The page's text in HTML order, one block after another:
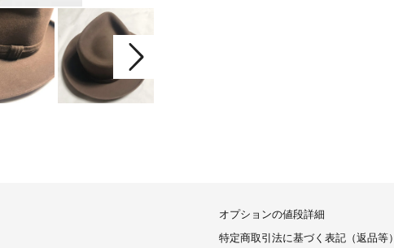
オプションの値段詳細
特定商取引法に基づく表記（返品等）